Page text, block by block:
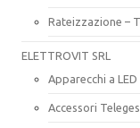
Rateizzazione –
ELETTROVIT SRL
Apparecchi a LED
Accessori